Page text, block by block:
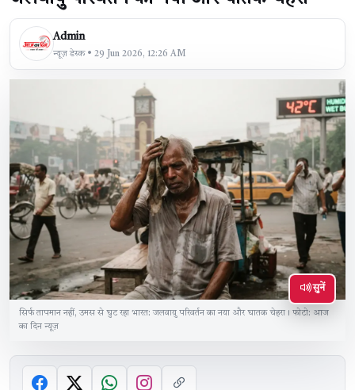
Admin
न्यूज़ डेस्क • 29 Jun 2026, 12:26 AM
सुनें
सिर्फ तापमान नहीं, उमस से घुट रहा भारत: जलवायु परिवर्तन का नया और घातक चेहरा। फोटो: आज
का दिन न्यूज़